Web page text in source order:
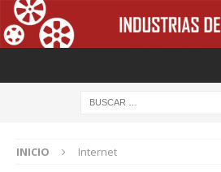
INICIO Internet